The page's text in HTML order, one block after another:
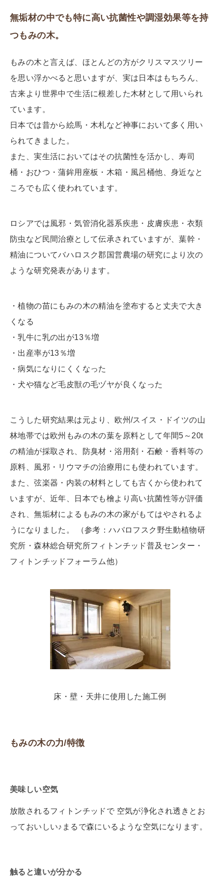
無垢材の中でも特に高い抗菌性や調湿効果等を持
つもみの木。
もみの木と言えば、ほとんどの方がクリスマスツリー
を思い浮かべると思いますが、実は日本はもちろん、
古来より世界中で生活に根差した木材として用いられ
ています。
日本では昔から絵馬・木札など神事において多く用い
られてきました。
また、実生活においてはその抗菌性を活かし、寿司
桶・おひつ・蒲鉾用座板・木箱・風呂桶他、身近なと
ころでも広く使われています。
ロシアでは風邪・気管消化器系疾患・皮膚疾患・衣類
防虫など民間治療として伝承されていますが、葉幹・
精油についてバハロスク郡国営農場の研究により次の
ような研究発表があります。
・植物の苗にもみの木の精油を塗布すると丈夫で大き
くなる
・乳牛に乳の出が13％増
・出産率が13％増
・病気になりにくくなった
・犬や猫など毛皮獣の毛ヅヤが良くなった
こうした研究結果は元より、欧州/スイス・ドイツの山
林地帯では欧州もみの木の葉を原料として年間5～20t
の精油が採取され、防臭材・浴用剤・石鹸・香料等の
原料、風邪・リウマチの治療用にも使われています。
また、弦楽器・内装の材料としても古くから使われて
いますが、近年、日本でも檜より高い抗菌性等が評価
され、無垢材によるもみの木の家がもてはやされるよ
うになりました。 （参考：ハバロフスク野生動植物研
究所・森林総合研究所フィトンチッド普及センター・
フィトンチッドフォーラム他）
床・壁・天井に使用した施工例
もみの木の力/特徴
美味しい空気
放散されるフィトンチッドで 空気が浄化され透きとお
っておいしい♪まるで森にいるような空気になります。
触ると違いが分かる